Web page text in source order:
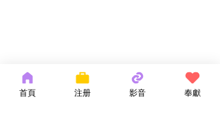
首頁 注册 影音 奉獻